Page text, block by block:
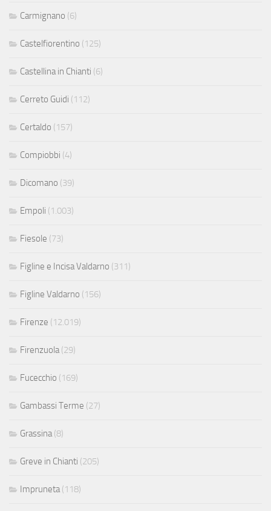
Carmignano (6)
Castelfiorentino (125)
Castellina in Chianti (6)
Cerreto Guidi (112)
Certaldo (157)
Compiobbi (4)
Dicomano (39)
Empoli (1.003)
Fiesole (73)
Figline e Incisa Valdarno (311)
Figline Valdarno (156)
Firenze (12.019)
Firenzuola(29)
Fucecchio (169)
Gambassi Terme (27)
Grassina(8)
Greve in Chianti (205)
Impruneta(118)